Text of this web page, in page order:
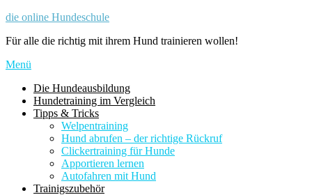
Zum
springen
die online Hundeschule
Für alle die richtig mit ihrem Hund trainieren wollen!
Menü
Die Hundeausbildung
Hundetraining im Vergleich
Tipps & Tricks
Welpentraining
Hund abrufen – der richtige Rückruf
Clickertraining für Hunde
Apportieren lernen
Autofahren mit Hund
Trainigszubehör